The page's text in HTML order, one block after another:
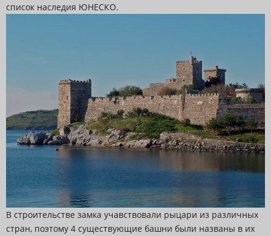
список наследия ЮНЕСКО.
В строительстве замка учавствовали рыцари из различных
стран, поэтому 4 существующие башни были названы в их